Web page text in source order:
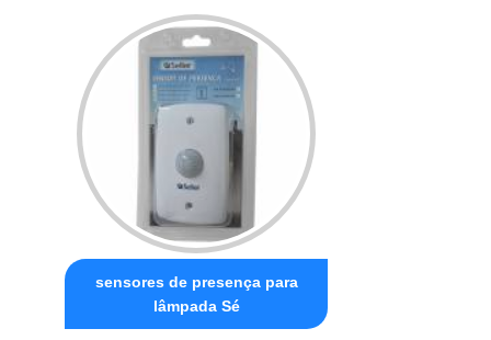
sensores de presença para
lâmpada Sé